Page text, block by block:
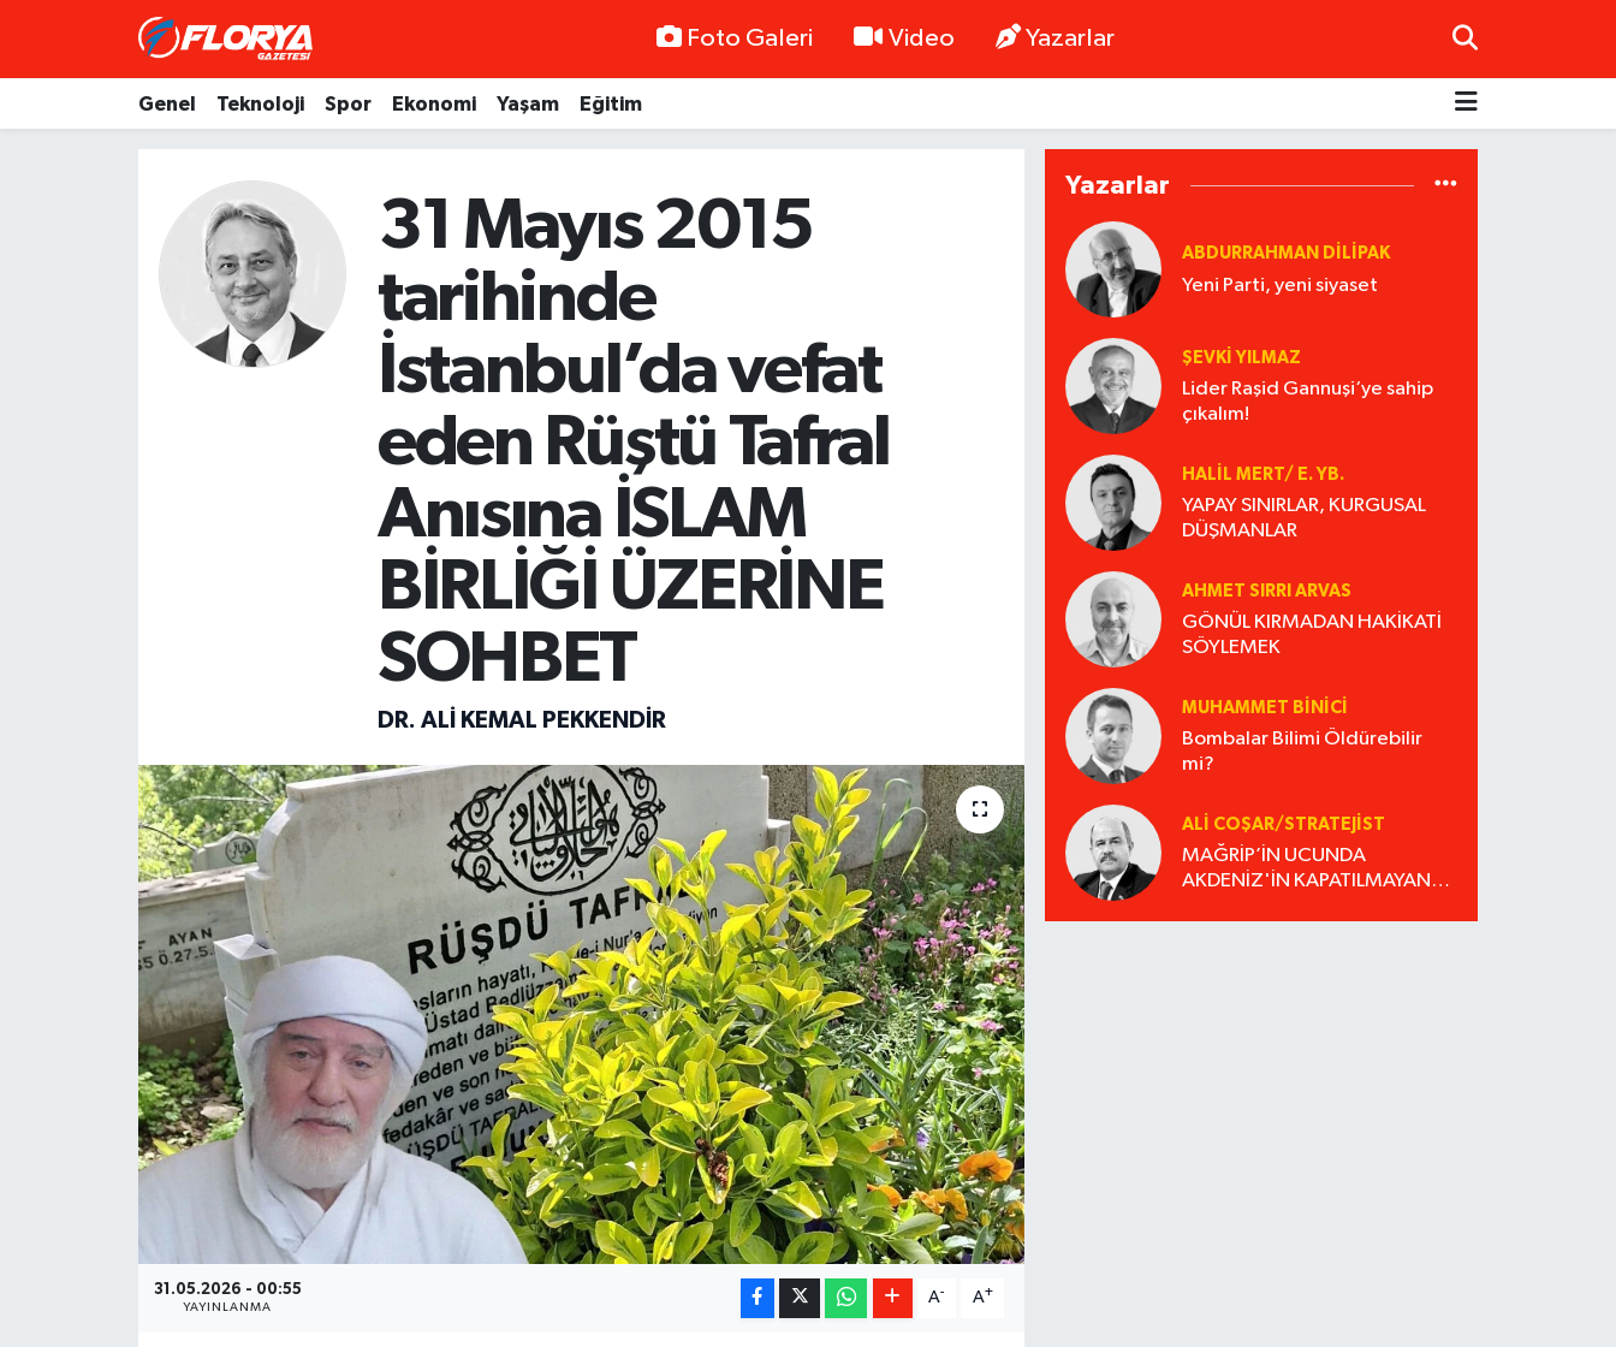
Foto Galeri Video Yazarlar
Genel Teknoloji Spor Ekonomi Yaşam Eğitim
31 Mayıs 2015
tarihinde
İstanbul’da vefat
eden Rüştü Tafral
Anısına İSLAM
BİRLİĞİ ÜZERİNE
SOHBET
DR. ALI KEMAL PEKKENDIR
31.05.2026 - 00:55
YAYINLANMA
A- A+
Yazarlar
ABDURRAHMAN DILIPAK
Yeni Parti, yeni siyaset
ŞEVKİ YILMAZ
Lider Raşid Gannuşi‘ye sahip
çıkalım!
HALIL MERT/ E. YB.
YAPAY SINIRLAR, KURGUSAL
DÜŞMANLAR
AHMET SIRRI ARVAS
GÖNÜL KIRMADAN HAKİKATİ
SÖYLEMEK
MUHAMMET BINICI
Bombalar Bilimi Öldürebilir
mi?
ALI COŞAR/STRATEJIST
MAĞRİP’İN UCUNDA
AKDENİZ'İN KAPATILMAYAN
Süper Lig Puan Durumu ve Fikstür
Tüm Manşetler
Son Dakika Haberleri